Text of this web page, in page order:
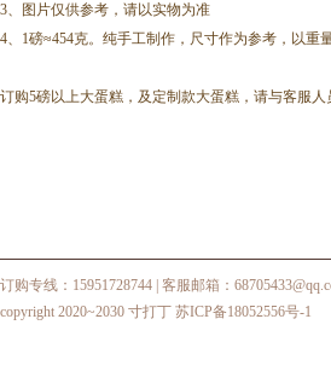
3、图片仅供参考，请以实物为准
4、1磅≈454克。纯手工制作，尺寸作为参考，以重
订购5磅以上大蛋糕，及定制款大蛋糕，请与客服人
订购专线：15951728744 | 客服邮箱：
copyright 2020~2030 寸打丁 苏ICP备18052556号-1